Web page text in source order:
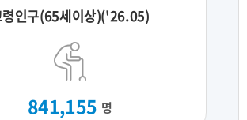
령인구(65세이상)('26.05)
841,155 명